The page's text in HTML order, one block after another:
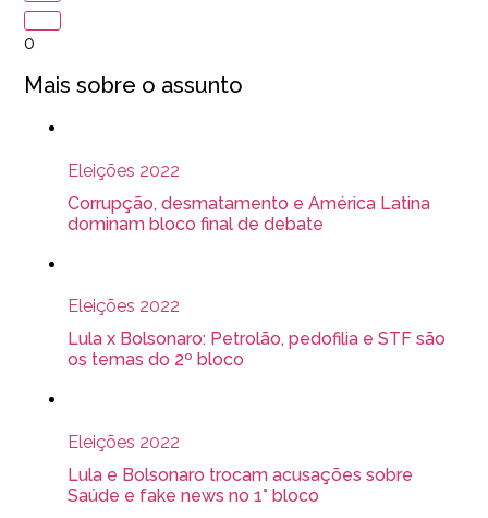
0
Mais sobre o assunto
Eleições 2022
Corrupção, desmatamento e América Latina
dominam bloco final de debate
Eleições 2022
Lula x Bolsonaro: Petrolão, pedofilia e STF são
os temas do 2º bloco
Eleições 2022
Lula e Bolsonaro trocam acusações sobre
Saúde e fake news no 1° bloco